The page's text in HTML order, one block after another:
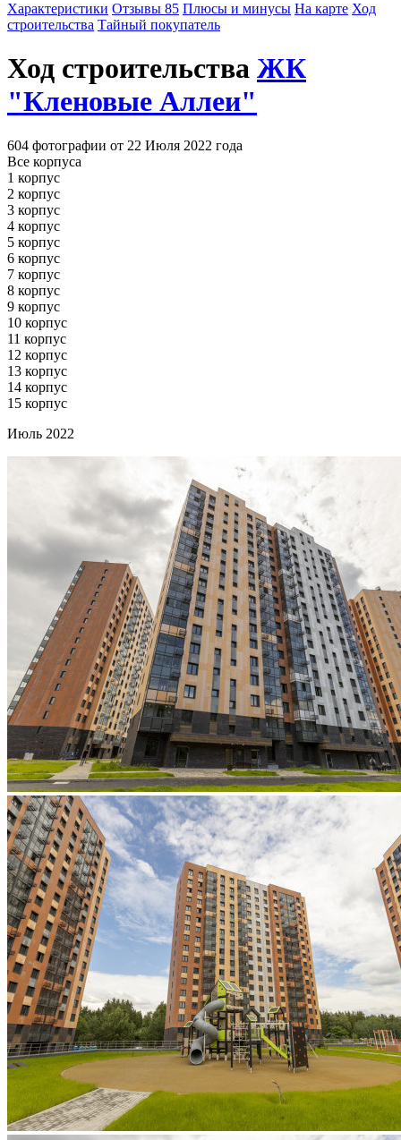
Характеристики Отзывы 85 Плюсы и минусы На карте Ход
строительства Тайный покупатель
Ход строительства ЖК
"Кленовые Аллеи"
604 фотографии от 22 Июля 2022 года
Все корпуса
1 корпус
2 корпус
3 корпус
4 корпус
5 корпус
6 корпус
7 корпус
8 корпус
9 корпус
10 корпус
11 корпус
12 корпус
13 корпус
14 корпус
15 корпус
Июль 2022